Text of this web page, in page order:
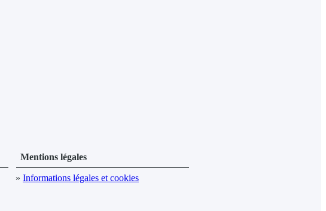
Mentions légales
» Informations légales et cookies